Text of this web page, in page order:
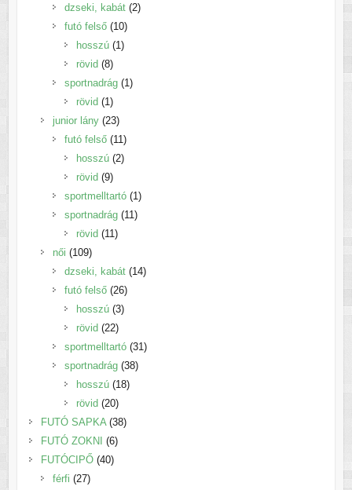
termék
dzseki, kabát 22
futó felső 1010
termék
hosszú 11
rövid 88
termék
sportnadrág 11
rövid 11
termék
junior lány 2323
termék
futó felső 1111
termék
hosszú 22
rövid 99
termék
sportmelltartó 11
termék
sportnadrág 1111
rövid 1111
női 109109
termék
dzseki, kabát 1414
futó felső 2626
termék
hosszú 33
rövid 2222
termék
sportmelltartó 3131
sportnadrág 3838
hosszú 1818
rövid 2020
termék
FUTÓ SAPKA 3838
FUTÓ ZOKNI 66
termék
FUTÓCIPŐ 4040
férfi 2727